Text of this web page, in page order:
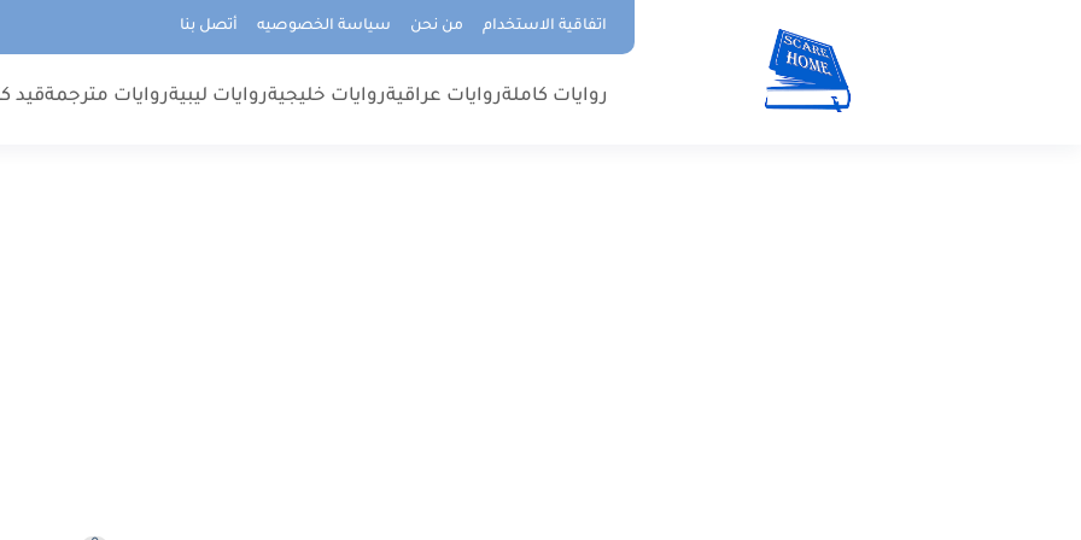
اتفاقية الاستخدام من نحن سياسة الخصوصيه أتصل بنا
روايات كاملةروايات عراقيةروايات خليجيةروايات ليبيةروايات مترجمةقيد